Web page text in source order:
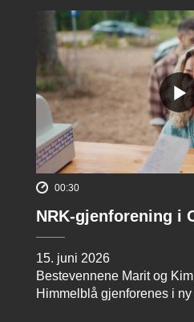
00:30
NRK-gjenforening i
15. juni 2026
Bestevennene Marit og
Himmelblå gjenforenes i